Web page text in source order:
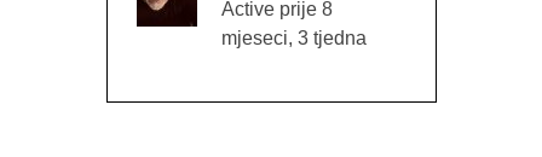
Active prije 8
mjeseci, 3 tjedna